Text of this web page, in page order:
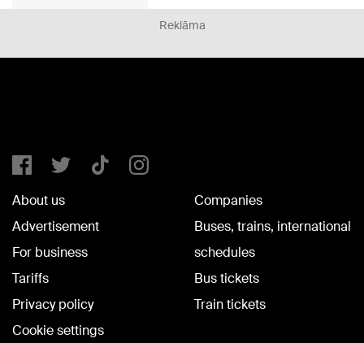
Reklāma
About us
Advertisement
For business
Tariffs
Privacy policy
Cookie settings
Companies
Buses, trains, international
schedules
Bus tickets
Train tickets